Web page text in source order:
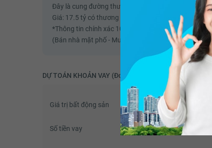
Đây là cung đường thương mại. Dân trí rất cao, lịch
Giá: 17.5 tỷ có thương lượng.
*Thông tin chính xác 100% - Lấy uy tín đặt lên hàng
(Bán nhà mặt phố - Mua nhà mặt phố)
DỰ TOÁN KHOẢN VAY (Đơn vị: VNĐ)
Giá trị bất động sản
Số tiền vay